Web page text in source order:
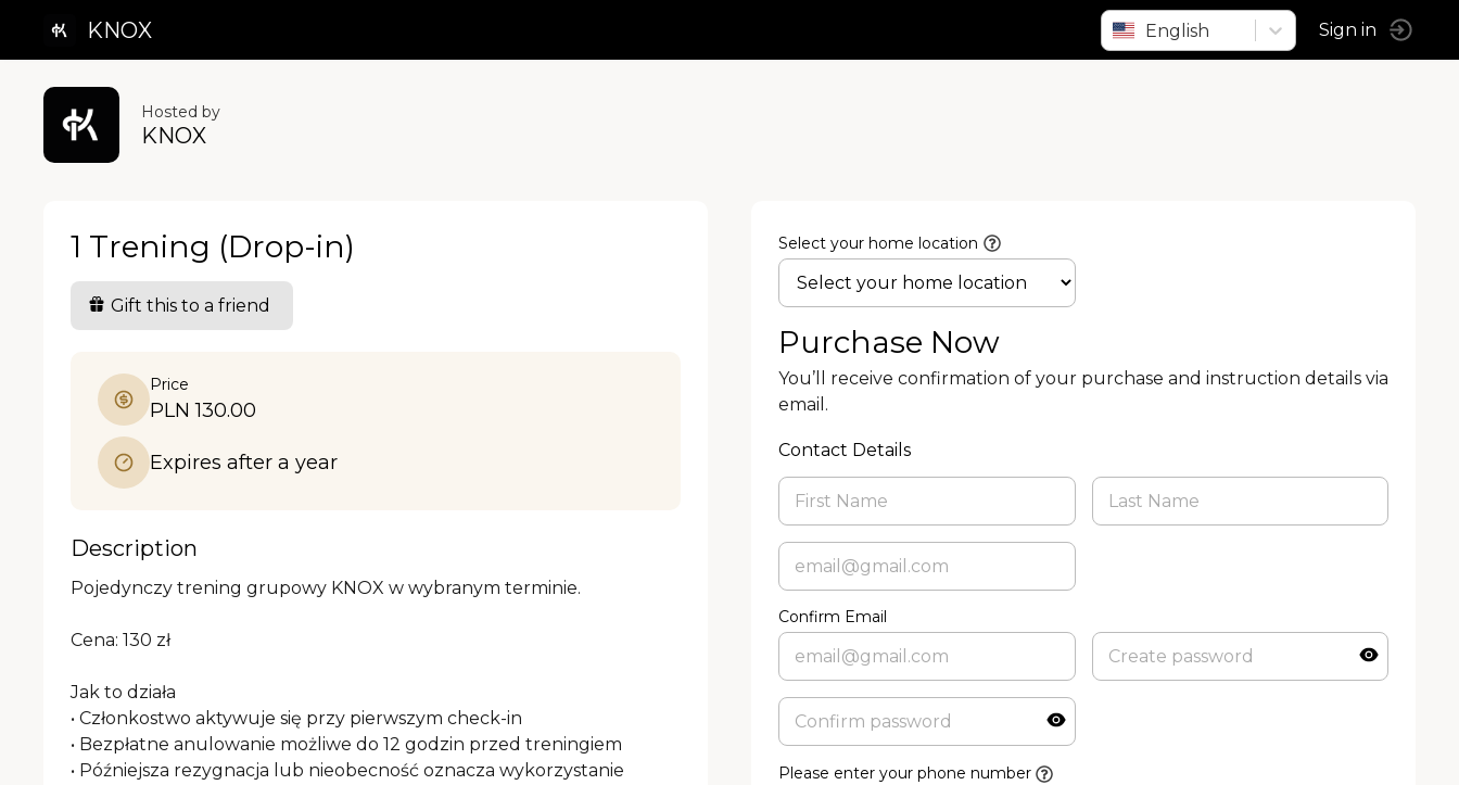
KNOX English Sign in
Hosted by
KNOX
1 Trening (Drop-in)
Gift this to a friend
Price
PLN 130.00
Expires after a year
Description
Pojedynczy trening grupowy KNOX w wybranym terminie.
Cena: 130 zł
Jak to działa
• Członkostwo aktywuje się przy pierwszym check-in
• Bezpłatne anulowanie możliwe do 12 godzin przed treningiem
• Późniejsza rezygnacja lub nieobecność oznacza wykorzystanie
Select your home location
Purchase Now
You’ll receive confirmation of your purchase and instruction details via
email.
Contact Details
Confirm Email
Please enter your phone number